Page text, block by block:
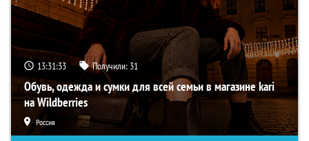
13:31:32 Получили: 31
Обувь, одежда и сумки для всей семьи в магазине kari
на Wildberries
Россия